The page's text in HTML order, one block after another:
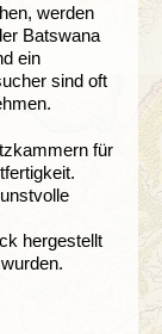
werden
Batswana
ein
sind oft
für
hergestellt